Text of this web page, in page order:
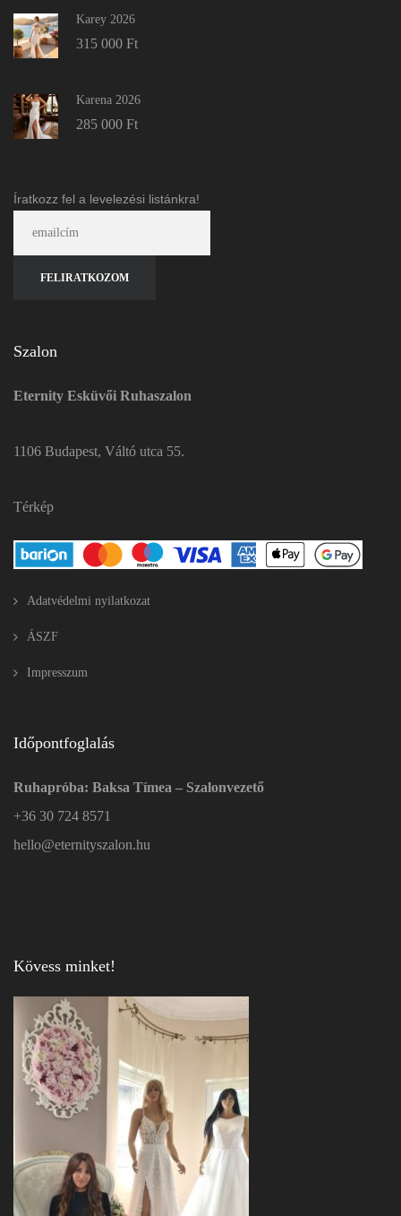
Karey 2026
315 000 Ft
Karena 2026
285 000 Ft
Íratkozz fel a levelezési listánkra!
Szalon
Eternity Esküvői Ruhaszalon
1106 Budapest, Váltó utca 55.
Térkép
Adatvédelmi nyilatkozat
ÁSZF
Impresszum
Időpontfoglalás
Ruhapróba: Baksa Tímea – Szalonvezető
+36 30 724 8571
hello@eternityszalon.hu
Kövess minket!